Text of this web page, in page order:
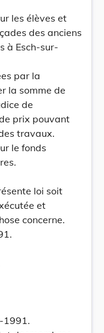
les élèves et
des anciens
à Esch-sur-
par la
la somme de
de
prix pouvant
travaux.
le fonds
loi soit
et
concerne.
1991.